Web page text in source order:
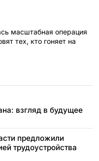
масштабная операция
тех, кто гоняет на
взгляд в будущее
предложили
трудоустройства